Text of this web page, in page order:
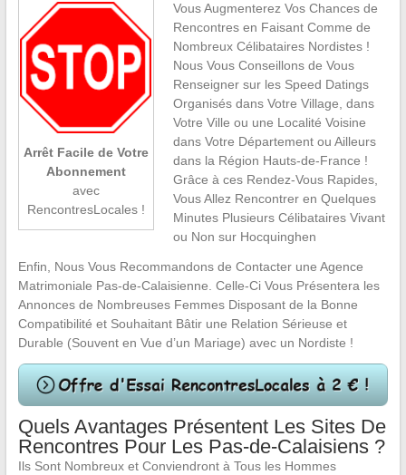
Arrêt Facile de Votre
Abonnement
avec
RencontresLocales !
Vous Augmenterez Vos Chances de
Rencontres en Faisant Comme de
Nombreux Célibataires Nordistes !
Nous Vous Conseillons de Vous
Renseigner sur les Speed Datings
Organisés dans Votre Village, dans
Votre Ville ou une Localité Voisine
dans Votre Département ou Ailleurs
dans la Région Hauts-de-France !
Grâce à ces Rendez-Vous Rapides,
Vous Allez Rencontrer en Quelques
Minutes Plusieurs Célibataires Vivant
ou Non sur Hocquinghen
Enfin, Nous Vous Recommandons de Contacter une Agence
Matrimoniale Pas-de-Calaisienne. Celle-Ci Vous Présentera les
Annonces de Nombreuses Femmes Disposant de la Bonne
Compatibilité et Souhaitant Bâtir une Relation Sérieuse et
Durable (Souvent en Vue d’un Mariage) avec un Nordiste !
Quels Avantages Présentent Les Sites De
Rencontres Pour Les Pas-de-Calaisiens ?
Ils Sont Nombreux et Conviendront à Tous les Hommes